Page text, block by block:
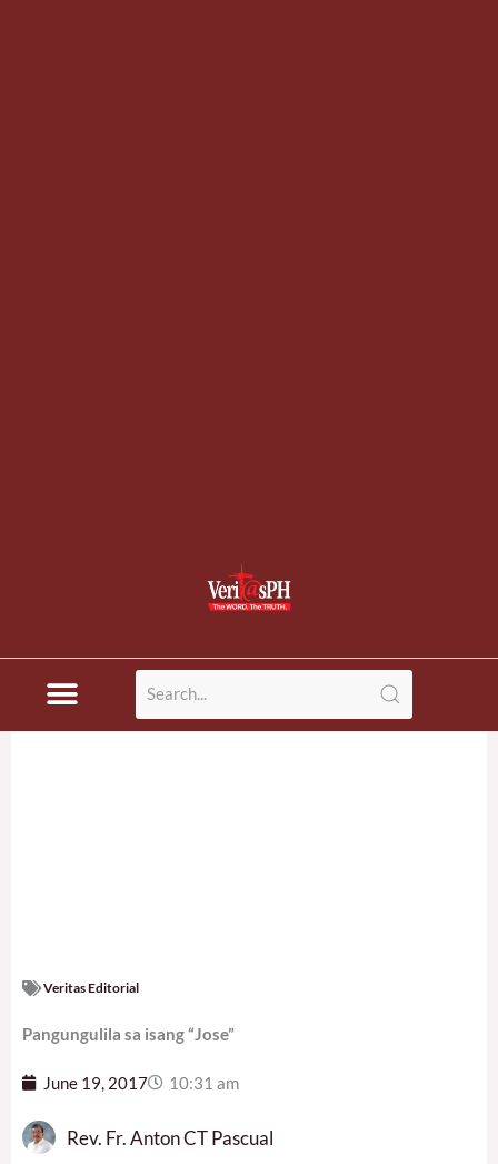
Veritas Editorial
Pangungulila sa isang “Jose”
June 19, 2017 10:31 am
Rev. Fr. Anton CT Pascual